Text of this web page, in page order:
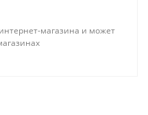
магазина и может